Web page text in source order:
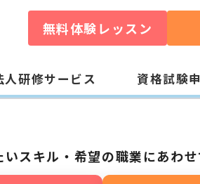
無料体験レッスン
人研修サービス 資格試験
いスキル・希望の職業にあわ